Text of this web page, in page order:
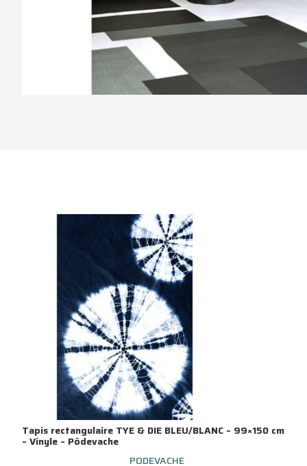
Tapis rectangulaire TYE & DIE BLEU/BLANC – 99×150 cm
– Vinyle – Pôdevache
PODEVACHE